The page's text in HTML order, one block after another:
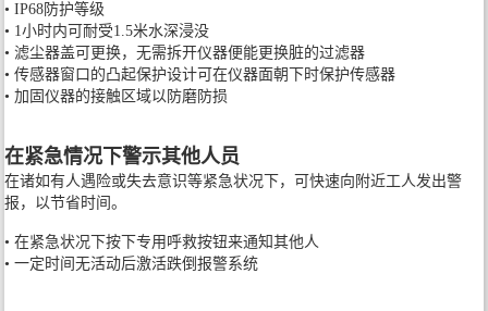
• IP68防护等级
• 1小时内可耐受1.5米水深浸没
• 滤尘器盖可更换，无需拆开仪器便能更换脏的过滤器
• 传感器窗口的凸起保护设计可在仪器面朝下时保护传感器
• 加固仪器的接触区域以防磨防损
在紧急情况下警示其他人员
在诸如有人遇险或失去意识等紧急状况下，可快速向附近工人发出警
报，以节省时间。
• 在紧急状况下按下专用呼救按钮来通知其他人
• 一定时间无活动后激活跌倒报警系统